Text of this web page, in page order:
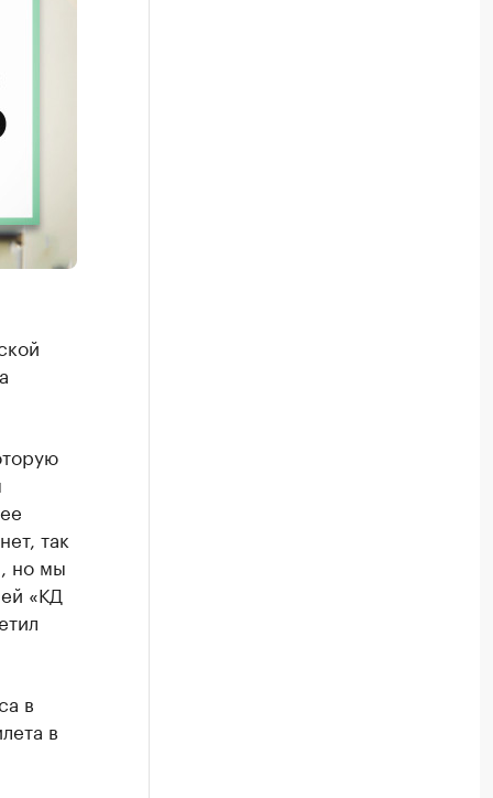
так
но мы
«КД
в
в